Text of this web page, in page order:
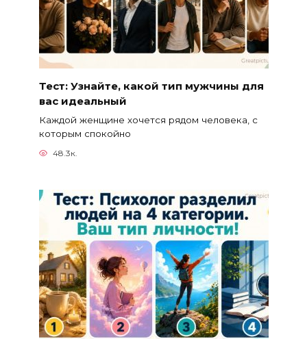
Тест: Узнайте, какой тип мужчины для
вас идеальный
Каждой женщине хочется рядом человека, с
которым спокойно
48.3к.